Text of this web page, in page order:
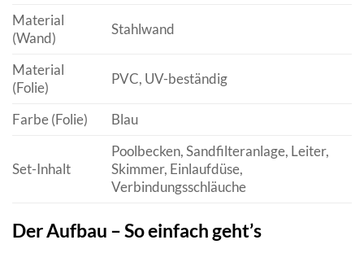
Material
(Wand)
Stahlwand
Material
(Folie)
PVC, UV-beständig
Farbe (Folie) Blau
Set-Inhalt
Poolbecken, Sandfilteranlage, Leiter,
Skimmer, Einlaufdüse,
Verbindungsschläuche
Der Aufbau – So einfach geht’s